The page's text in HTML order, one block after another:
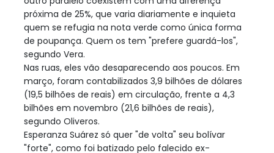
próxima de 25%, que varia diariamente e inquieta
quem se refugia na nota verde como única forma
de poupança. Quem os tem "prefere guardá-los",
segundo Vera.
Nas ruas, eles vão desaparecendo aos poucos. Em
março, foram contabilizados 3,9 bilhões de dólares
(19,5 bilhões de reais) em circulação, frente a 4,3
bilhões em novembro (21,6 bilhões de reais),
segundo Oliveros.
Esperanza Suárez só quer "de volta" seu bolívar
"forte", como foi batizado pelo falecido ex-